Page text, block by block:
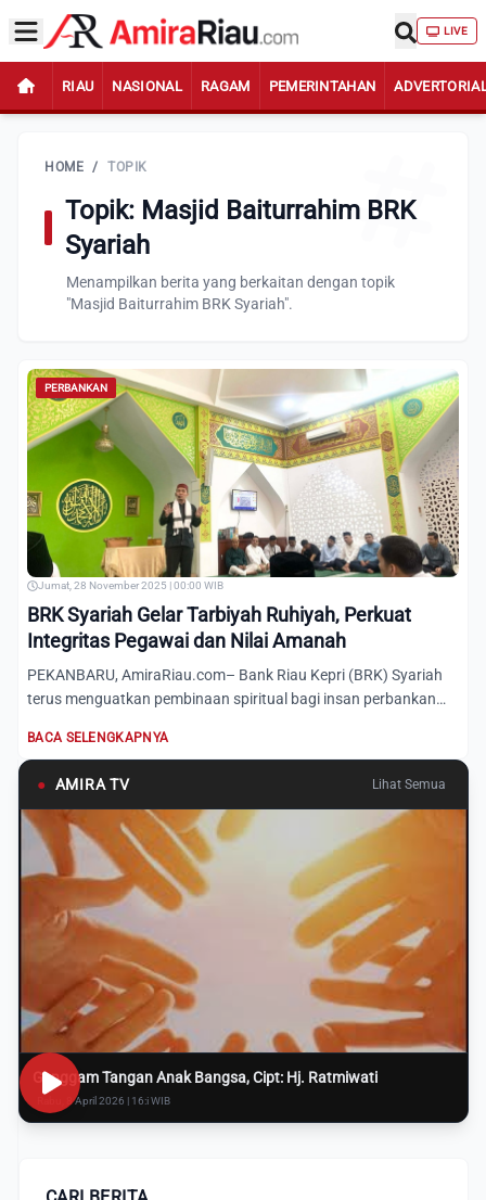
LIVE
RIAU NASIONAL RAGAM PEMERINTAHAN
HOME / TOPIK
Topik: Masjid Baiturrahim BRK
Syariah
Menampilkan berita yang berkaitan dengan topik
"Masjid Baiturrahim BRK Syariah".
PERBANKAN
Jumat, 28 November 2025 | 00:00 WIB
BRK Syariah Gelar Tarbiyah Ruhiyah, Perkuat
Integritas Pegawai dan Nilai Amanah
PEKANBARU, AmiraRiau.com– Bank Riau Kepri (BRK) Syariah
terus menguatkan pembinaan spiritual bagi insan perbankan
BACA SELENGKAPNYA
● AMIRA TV Lihat Semua
Genggam Tangan Anak Bangsa, Cipt: Hj. Ratmiwati
Rabu, 8 April 2026 | 16:i WIB